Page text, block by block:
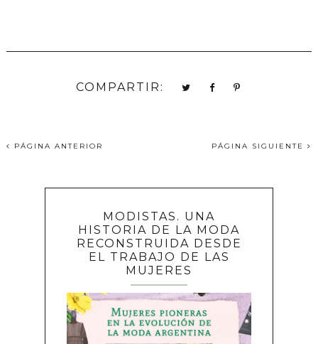
COMPARTIR:
PÁGINA ANTERIOR PÁGINA SIGUIENTE
MODISTAS. UNA
HISTORIA DE LA MODA
RECONSTRUIDA DESDE
EL TRABAJO DE LAS
MUJERES